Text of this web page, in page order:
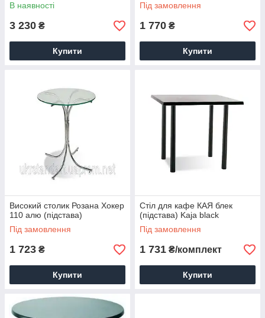
В наявності
3 230 ₴
Купити
Під замовлення
1 770 ₴
Купити
Високий столик Розана Хокер
110 алю (підстава)
Під замовлення
1 723 ₴
Купити
Стіл для кафе КАЯ блек
(підстава) Kaja black
Під замовлення
1 731 ₴/комплект
Купити